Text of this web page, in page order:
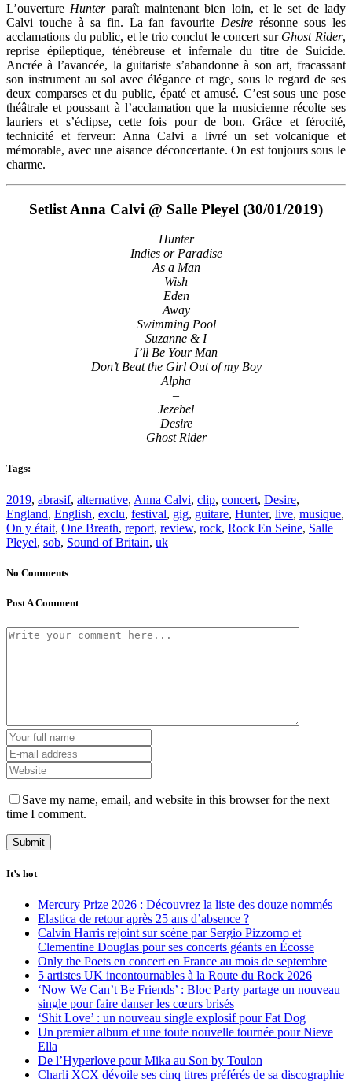
L’ouverture Hunterparaît maintenant bien loin, et le set de lady
Calvi touche à sa fin. La fan favourite Desire résonne sous les
acclamations du public, et le trio conclut le concert sur Ghost Rider,
reprise épileptique, ténébreuse et infernale du titre de Suicide.
Ancrée à l’avancée, la guitariste s’abandonne à son art, fracassant
son instrument au sol avec élégance et rage, sous le regard de ses
deux comparses et du public, épaté et amusé. C’est sous une pose
théâtrale et poussant à l’acclamation que la musicienne récolte ses
lauriers et s’éclipse, cette fois pour de bon. Grâce et férocité,
technicité et ferveur: Anna Calvi a livré un set volcanique et
mémorable, avec une aisance déconcertante. On est toujours sous le
charme.
Setlist Anna Calvi @ Salle Pleyel (30/01/2019)
Hunter
Indies or Paradise
As a Man
Wish
Eden
Away
Swimming Pool
Suzanne & I
I’ll Be Your Man
Don’t Beat the Girl Out of my Boy
Alpha
–
Jezebel
Desire
Ghost Rider
Tags:
2019, abrasif, alternative, Anna Calvi, clip, concert, Desire,
England, English, exclu, festival, gig, guitare, Hunter, live, musique,
On y était, One Breath, report, review, rock, Rock En Seine, Salle
Pleyel, sob, Sound of Britain, uk
No Comments
Post A Comment
Save my name, email, and website in this browser for the next
time I comment.
It’s hot
Mercury Prize 2026 : Découvrez la liste des douze nommés
Elastica de retour après 25 ans d’absence ?
Calvin Harris rejoint sur scène par Sergio Pizzorno et
Clementine Douglas pour ses concerts géants en Écosse
Only the Poets en concert en France au mois de septembre
5 artistes UK incontournables à la Route du Rock 2026
‘Now We Can’t Be Friends’ : Bloc Party partage un nouveau
single pour faire danser les cœurs brisés
‘Shit Love’ : un nouveau single explosif pour Fat Dog
Un premier album et une toute nouvelle tournée pour Nieve
Ella
De l’Hyperlove pour Mika au Son by Toulon
Charli XCX dévoile ses cinq titres préférés de sa discographie